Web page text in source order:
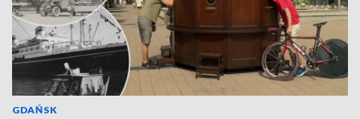
GDAŃSK